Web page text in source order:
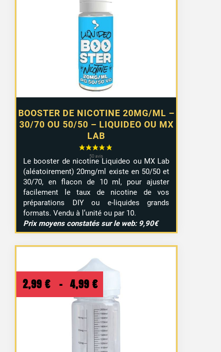
BOOSTER DE NICOTINE 20MG/ML –
30/70 OU 50/50 – LIQUIDEO OU MX
LAB
prix :
0,99 €
à
7,99 €
Le booster de nicotine Liquideo ou MX Lab
(aléatoirement) 20mg/ml existe en 50/50 et
30/70, en flacon de 10 ml, pour ajuster
facilement le taux de nicotine de vos
préparations DIY ou e-liquides grands
formats. Vendu à l’unité ou par 10.
Prix moyens constatés sur le web: 9,90€
2,99 € – 4,99 €
de
prix :
2,99 €